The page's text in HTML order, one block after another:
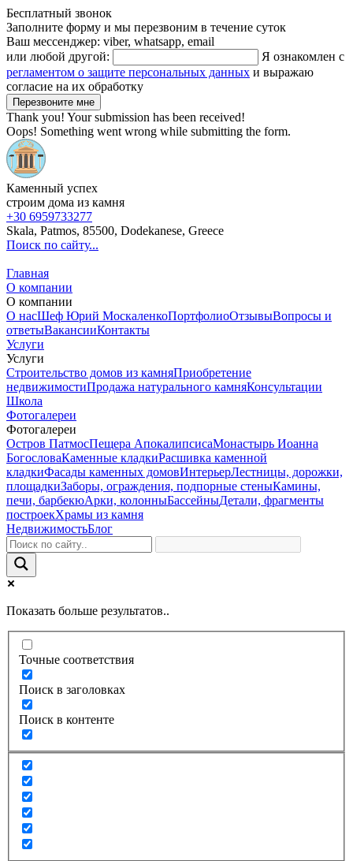
Бесплатный звонок
Заполните форму и мы перезвоним в течение суток
Ваш мессенджер: viber, whatsapp, email
или любой другой:
Я ознакомлен с
регламентом о защите персональных данных и выражаю
согласие на их обработку
Thank you! Your submission has been received!
Oops! Something went wrong while submitting the form.
Каменный успех
строим дома из камня
+30 6959733277
Skala, Patmos, 85500, Dodekanese, Greece
Поиск по сайту...
Главная
О компании
О компании
О насШеф Юрий МоскаленкоПортфолиоОтзывыВопросы и
ответыВакансииКонтакты
Услуги
Услуги
Строительство домов из камняПриобретение
недвижимостиПродажа натурального камняКонсультации
Школа
Фотогалереи
Фотогалереи
Остров ПатмосПещера АпокалипсисаМонастырь Иоанна
БогословаКаменные кладкиРасшивка каменной
кладкиФасады каменных домовИнтерьерЛестницы, дорожки,
площадкиЗаборы, ограждения, подпорные стеныКамины,
печи, барбекюАрки, колонныБассейныДетали, фрагменты
построекХрамы из камня
НедвижимостьБлог
Показать больше результатов..
Точные соответствия
Поиск в заголовках
Поиск в контенте